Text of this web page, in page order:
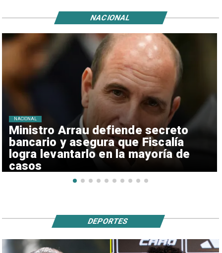
Ministro Arrau defiende secreto
bancario y asegura que Fiscalía
logra levantarlo en la mayoría de
casos
NACIONAL
NACIONAL
DEPORTES